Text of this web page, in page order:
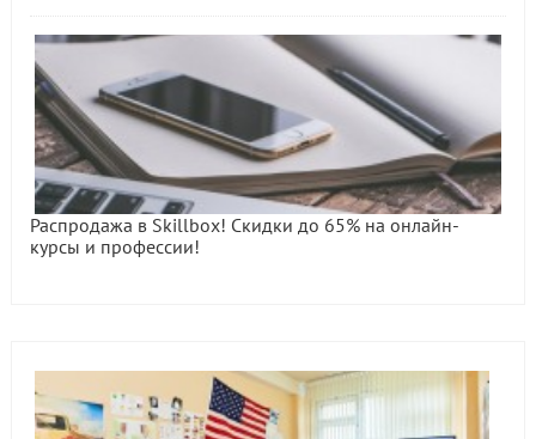
Распродажа в Skillbox! Скидки до 65% на онлайн-
курсы и профессии!